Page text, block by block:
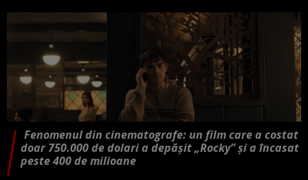
Fenomenul din cinematografe: un film care a costat
doar 750.000 de dolari a depășit „Rocky” și a încasat
peste 400 de milioane